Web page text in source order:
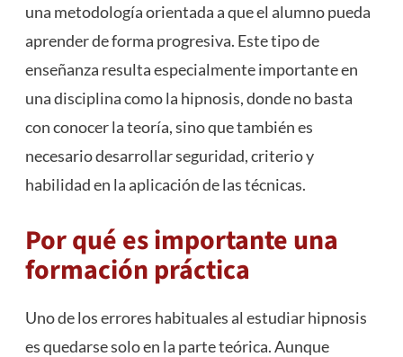
una metodología orientada a que el alumno pueda
aprender de forma progresiva. Este tipo de
enseñanza resulta especialmente importante en
una disciplina como la hipnosis, donde no basta
con conocer la teoría, sino que también es
necesario desarrollar seguridad, criterio y
habilidad en la aplicación de las técnicas.
Por qué es importante una
formación práctica
Uno de los errores habituales al estudiar hipnosis
es quedarse solo en la parte teórica. Aunque